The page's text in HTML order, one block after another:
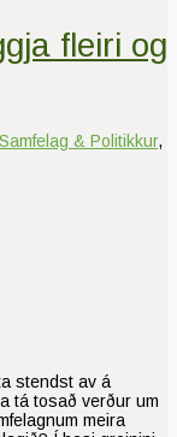
fleiri og
Samfelag & Politikkur,
stendst av á
tá tosað verður um
meira